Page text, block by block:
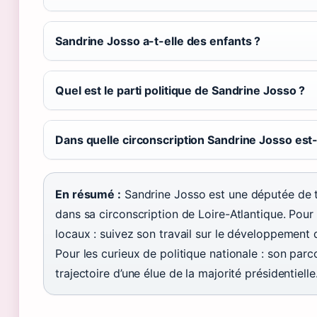
Sandrine Josso a-t-elle des enfants ?
Quel est le parti politique de Sandrine Josso ?
Dans quelle circonscription Sandrine Josso
En résumé : Sandrine Josso est une députée de
dans sa circonscription de Loire-Atlantique. Pour
locaux : suivez son travail sur le développement
Pour les curieux de politique nationale : son
trajectoire d’une élue de la majorité